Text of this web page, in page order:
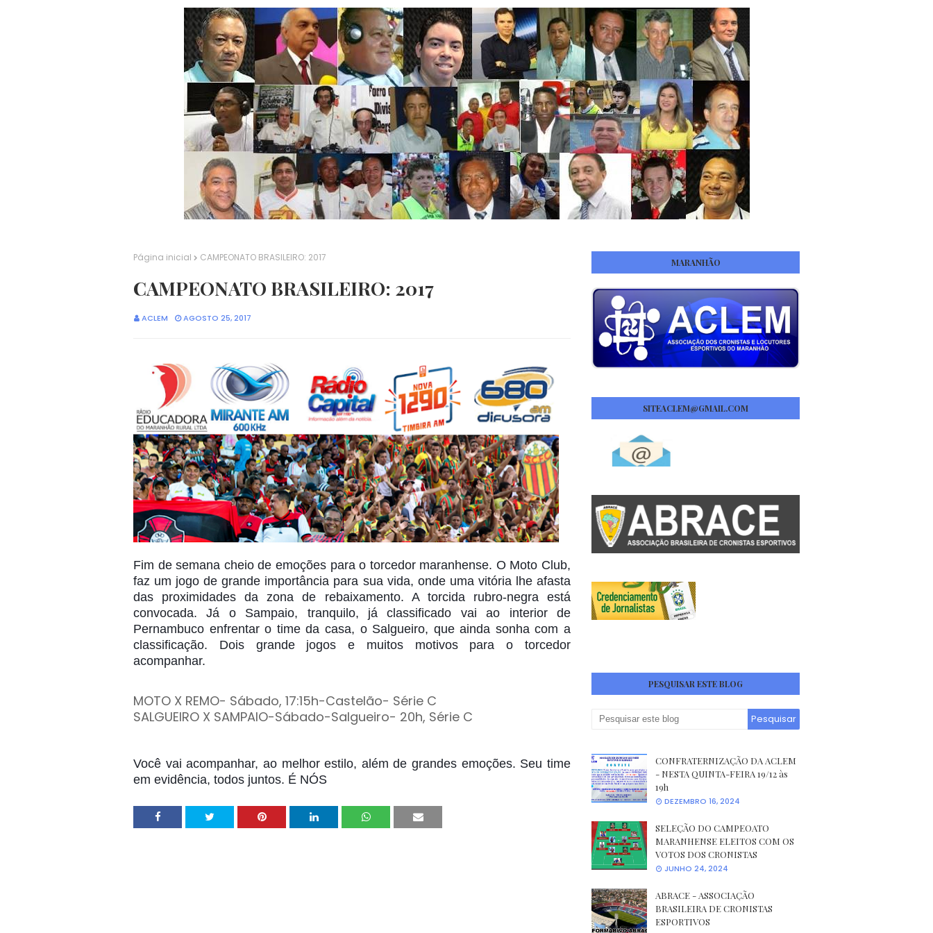
Página inicial CAMPEONATO BRASILEIRO: 2017
CAMPEONATO BRASILEIRO: 2017
ACLEM AGOSTO 25, 2017
Fim de semana cheio de emoções para o torcedor maranhense. O Moto Club,
faz um jogo de grande importância para sua vida, onde uma vitória lhe afasta
das proximidades da zona de rebaixamento. A torcida rubro-negra está
convocada. Já o Sampaio, tranquilo, já classificado vai ao interior de
Pernambuco enfrentar o time da casa, o Salgueiro, que ainda sonha com a
classificação. Dois grande jogos e muitos motivos para o torcedor
acompanhar.
MOTO X REMO- Sábado, 17:15h-Castelão- Série C
SALGUEIRO X SAMPAIO-Sábado-Salgueiro- 20h, Série C
Você vai acompanhar, ao melhor estilo, além de grandes emoções. Seu time
em evidência, todos juntos. É NÓS
MARANHÃO
SITEACLEM@GMAIL.COM
PESQUISAR ESTE BLOG
CONFRATERNIZAÇÃO DA ACLEM
- NESTA QUINTA-FEIRA 19/12 às
19h
DEZEMBRO 16, 2024
SELEÇÃO DO CAMPEOATO
MARANHENSE ELEITOS COM OS
VOTOS DOS CRONISTAS
JUNHO 24, 2024
ABRACE - ASSOCIAÇÃO
BRASILEIRA DE CRONISTAS
ESPORTIVOS